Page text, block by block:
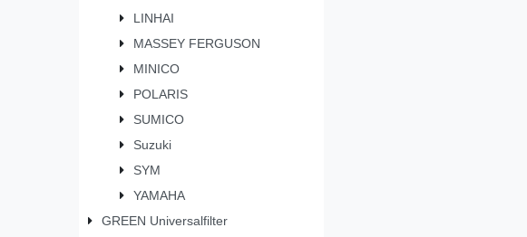
LINHAI
MASSEY FERGUSON
MINICO
POLARIS
SUMICO
Suzuki
SYM
YAMAHA
GREEN Universalfilter